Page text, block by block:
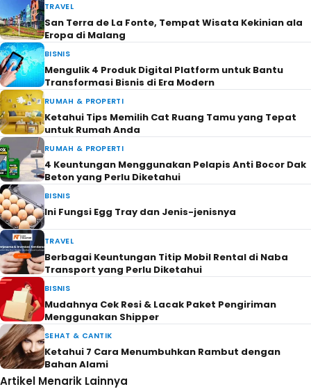
TRAVEL
San Terra de La Fonte, Tempat Wisata Kekinian ala
Eropa di Malang
BISNIS
Mengulik 4 Produk Digital Platform untuk Bantu
Transformasi Bisnis di Era Modern
RUMAH & PROPERTI
Ketahui Tips Memilih Cat Ruang Tamu yang Tepat
untuk Rumah Anda
RUMAH & PROPERTI
4 Keuntungan Menggunakan Pelapis Anti Bocor Dak
Beton yang Perlu Diketahui
BISNIS
Ini Fungsi Egg Tray dan Jenis-jenisnya
TRAVEL
Berbagai Keuntungan Titip Mobil Rental di Naba
Transport yang Perlu Diketahui
BISNIS
Mudahnya Cek Resi & Lacak Paket Pengiriman
Menggunakan Shipper
SEHAT & CANTIK
Ketahui 7 Cara Menumbuhkan Rambut dengan
Bahan Alami
Artikel Menarik Lainnya